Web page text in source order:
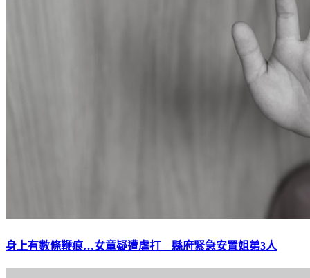
身上有數條鞭痕…女童疑遭虐打 縣府緊急安置姐弟3人